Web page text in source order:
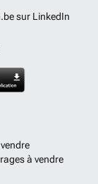
sur LinkedIn
à vendre